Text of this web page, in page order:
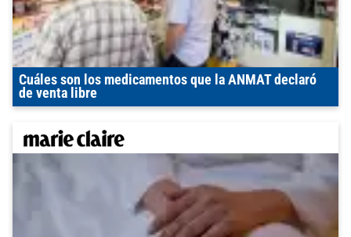
Cuáles son los medicamentos que la ANMAT declaró
de venta libre